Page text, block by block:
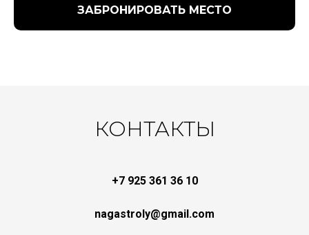
ЗАБРОНИРОВАТЬ МЕСТО
КОНТАКТЫ
+7 925 361 36 10
nagastroly@gmail.com